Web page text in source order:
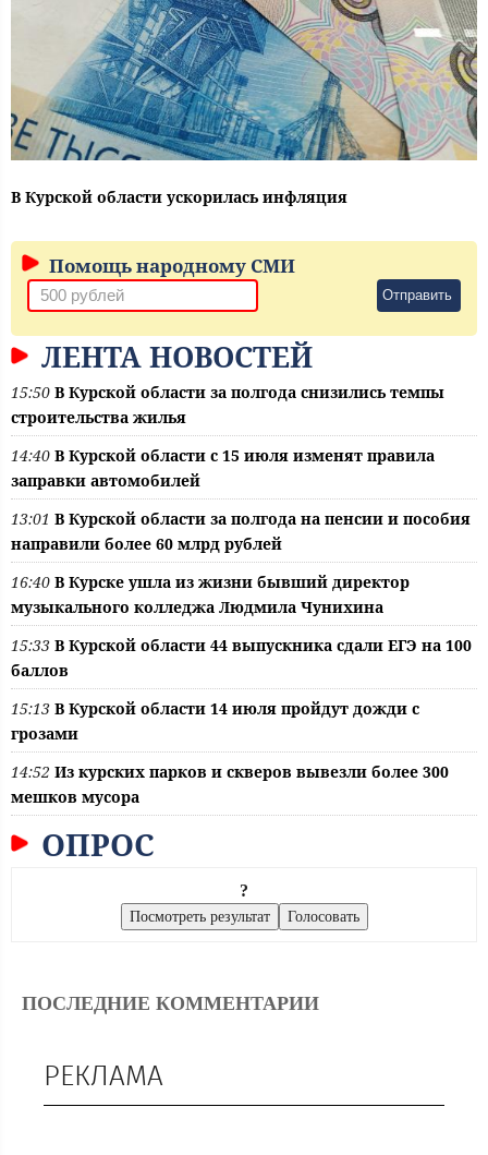
В Курской области ускорилась инфляция
Помощь народному СМИ
Отправить
ЛЕНТА НОВОСТЕЙ
15:50 В Курской области за полгода снизились темпы
строительства жилья
14:40 В Курской области с 15 июля изменят правила
заправки автомобилей
13:01 В Курской области за полгода на пенсии и пособия
направили более 60 млрд рублей
16:40 В Курске ушла из жизни бывший директор
музыкального колледжа Людмила Чунихина
15:33 В Курской области 44 выпускника сдали ЕГЭ на 100
баллов
15:13 В Курской области 14 июля пройдут дожди с
грозами
14:52 Из курских парков и скверов вывезли более 300
мешков мусора
ОПРОС
?
ПОСЛЕДНИЕ КОММЕНТАРИИ
РЕКЛАМА